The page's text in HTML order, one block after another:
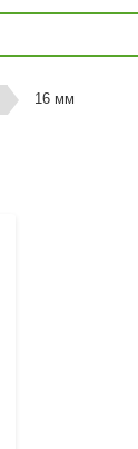
16 мм